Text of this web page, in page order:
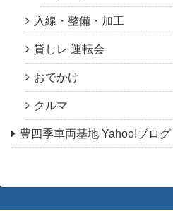
入線・整備・加工
貸しレ 運転会
おでかけ
クルマ
豊四季車両基地 Yahoo!ブログ